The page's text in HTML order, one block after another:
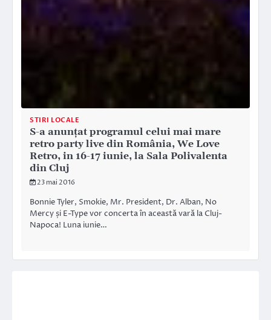
STIRI LOCALE
S-a anunțat programul celui mai mare
retro party live din România, We Love
Retro, in 16-17 iunie, la Sala Polivalenta
din Cluj
23 mai 2016
Bonnie Tyler, Smokie, Mr. President, Dr. Alban, No
Mercy și E-Type vor concerta în această vară la Cluj-
Napoca! Luna iunie…